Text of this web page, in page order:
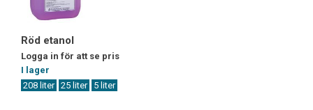
Röd etanol
Logga in för att se pris
I lager
208 liter 25 liter 5 liter